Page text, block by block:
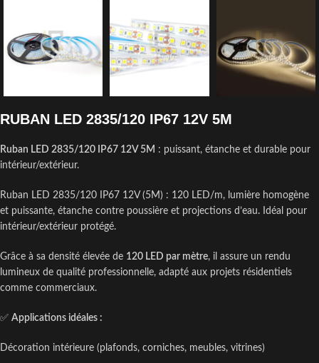
RUBAN LED 2835/120 IP67 12V 5M
Ruban LED 2835/120 IP67 12V 5M : puissant, étanche et durable pour
intérieur/extérieur.
Ruban LED 2835/120 IP67 12V (5M) : 120 LED/m, lumière homogène
et puissante, étanche contre poussière et projections d’eau. Idéal pour
intérieur/extérieur protégé.
Grâce à sa densité élevée de 120 LED par mètre, il assure un rendu
lumineux de qualité professionnelle, adapté aux projets résidentiels
comme commerciaux.
✅ Applications idéales :
Décoration intérieure (plafonds, corniches, meubles, vitrines)